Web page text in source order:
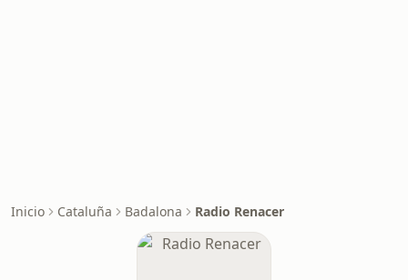
Inicio Cataluña Badalona Radio Renacer